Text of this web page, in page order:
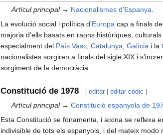
Artícul principal → Nacionalismes d'Espanya.
La evolució social i política d'Europa cap a finals
majoria d'ells basats en raons històriques,
especialment del País Vasc, Catalunya, Galícia i la
nacionalistes sorgiren a finals del sigle XIX i
sorgiment de la democràcia.
Constitució de 1978 [ editar |editar còdic ]
Artícul principal → Constitució espanyola de
Esta Constitució se fonamenta, i aixina se reflexa
indivisible de tots els espanyols, i del mateix